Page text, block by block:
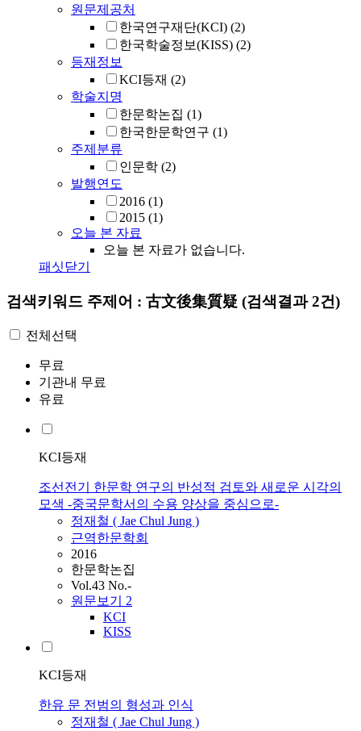
원문제공처
한국연구재단(KCI) (2)
한국학술정보(KISS) (2)
등재정보
KCI등재 (2)
학술지명
한문학논집 (1)
한국한문학연구 (1)
주제분류
인문학 (2)
발행연도
2016 (1)
2015 (1)
오늘 본 자료
오늘 본 자료가 없습니다.
패싯닫기
검색키워드 주제어 : 古文後集質疑 (검색결과 2건)
전체선택
무료
기관내 무료
유료
KCI등재
조선전기 한문학 연구의 반성적 검토와 새로운 시각의
모색 -중국문학서의 수용 양상을 중심으로-
정재철 ( Jae Chul Jung )
근역한문학회
2016
한문학논집
Vol.43 No.-
원문보기 2
KCI
KISS
KCI등재
한유 문 전범의 형성과 인식
정재철 ( Jae Chul Jung )